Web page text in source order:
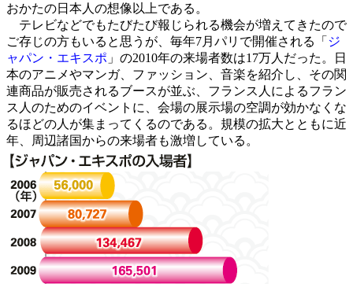
おかたの日本人の想像以上である。
テレビなどでもたびたび報じられる機会が増えてきたので
ご存じの方もいると思うが、毎年7月パリで開催される「 ジ
ャパン・エキスポ 」の2010年の来場者数は17万人だった。日
本のアニメやマンガ、ファッション、音楽を紹介し、その関
連商品が販売されるブースが並ぶ、フランス人によるフラン
ス人のためのイベントに、会場の展示場の空調が効かなくな
るほどの人が集まってくるのである。規模の拡大とともに近
年、周辺諸国からの来場者も激増している。